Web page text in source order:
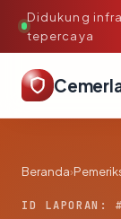
Didukung
tepercaya
Beranda›
ID LAPORAN: